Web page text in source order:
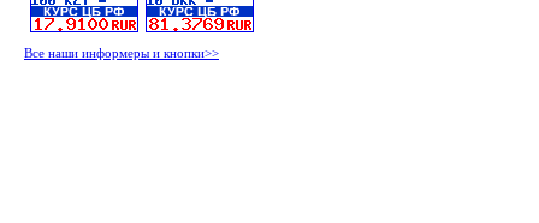
Все наши информеры и кнопки>>